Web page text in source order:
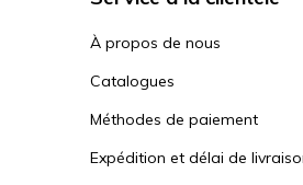
À propos de nous
Catalogues
Méthodes de paiement
Expédition et délai de